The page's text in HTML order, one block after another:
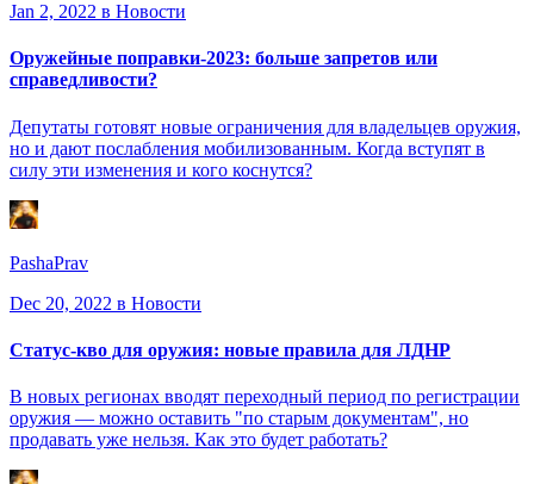
Jan 2, 2022 в Новости
Оружейные поправки-2023: больше запретов или
справедливости?
Депутаты готовят новые ограничения для владельцев оружия,
но и дают послабления мобилизованным. Когда вступят в
силу эти изменения и кого коснутся?
PashaPrav
Dec 20, 2022 в Новости
Статус-кво для оружия: новые правила для ЛДНР
В новых регионах вводят переходный период по регистрации
оружия — можно оставить "по старым документам", но
продавать уже нельзя. Как это будет работать?